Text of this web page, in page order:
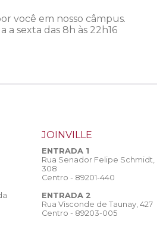
você em nosso câmpus.
a sexta das 8h às 22h16
JOINVILLE
ENTRADA 1
Rua Senador Felipe Schmidt,
308
Centro - 89201-440
ENTRADA 2
Rua Visconde de Taunay, 427
Centro - 89203-005